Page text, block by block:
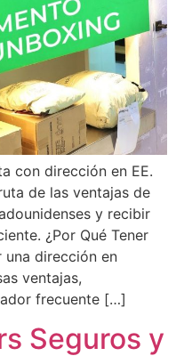
con dirección en EE.
de las ventajas de
y recibir
¿Por Qué Tener
una dirección en
ventajas,
frecuente […]
Seguros y